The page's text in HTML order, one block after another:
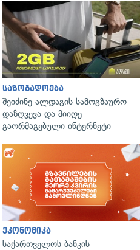
საზოგადოება
შეიძინე ალდაგის სამოგზაურო
დაზღვევა და მიიღე
გაორმაგებული ინტერნეტი
ეკონომიკა
საქართველოს ბანკის